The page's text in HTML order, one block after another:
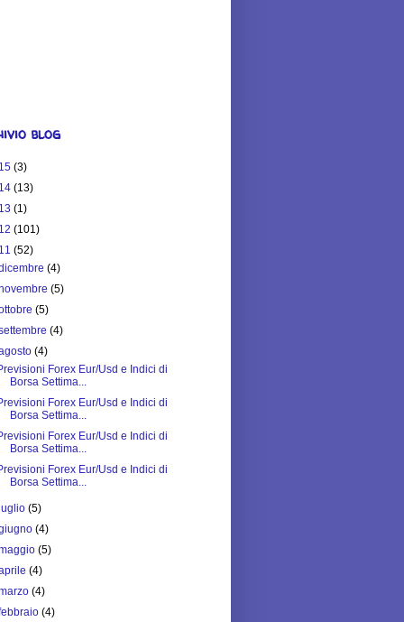
blog
(3)
(13)
(1)
(101)
(52)
(4)
(5)
(5)
(4)
(4)
Forex Eur/Usd e Indici di
Borsa Settima...
Forex Eur/Usd e Indici di
Borsa Settima...
Forex Eur/Usd e Indici di
Borsa Settima...
Forex Eur/Usd e Indici di
Borsa Settima...
(5)
(4)
(5)
(4)
(4)
(4)